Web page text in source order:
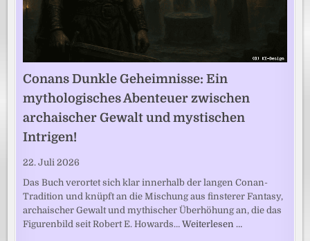
Conans Dunkle Geheimnisse: Ein
mythologisches Abenteuer zwischen
archaischer Gewalt und mystischen
Intrigen!
22. Juli 2026
Das Buch verortet sich klar innerhalb der langen Conan-
Tradition und knüpft an die Mischung aus finsterer Fantasy,
archaischer Gewalt und mythischer Überhöhung an, die das
Figurenbild seit Robert E. Howards…Weiterlesen …